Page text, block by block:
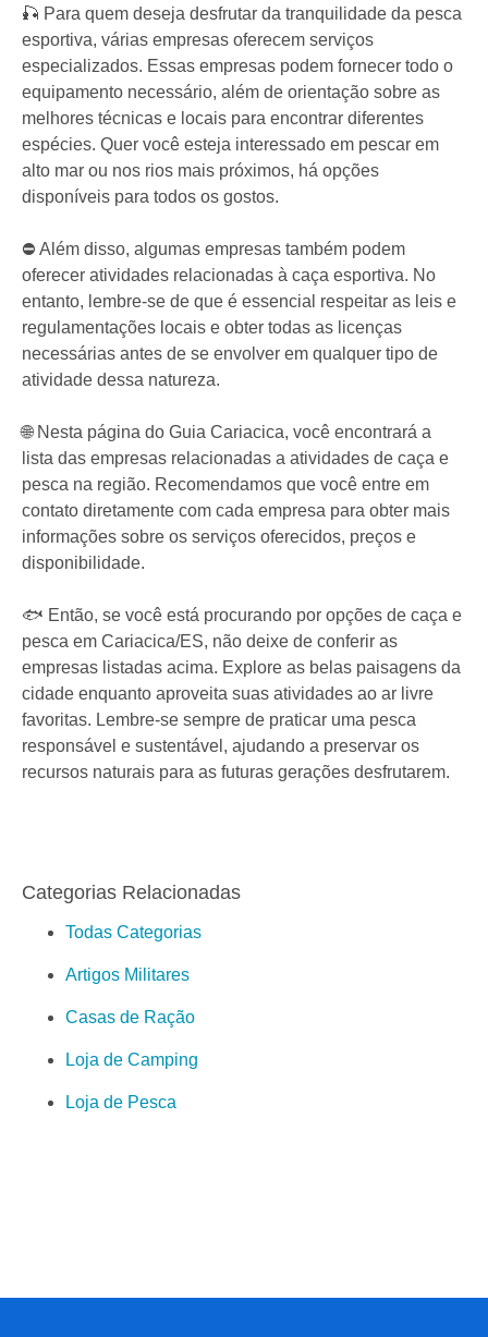
🎣 Para quem deseja desfrutar da tranquilidade da pesca
esportiva, várias empresas oferecem serviços
especializados. Essas empresas podem fornecer todo o
equipamento necessário, além de orientação sobre as
melhores técnicas e locais para encontrar diferentes
espécies. Quer você esteja interessado em pescar em
alto mar ou nos rios mais próximos, há opções
disponíveis para todos os gostos.
⛔ Além disso, algumas empresas também podem
oferecer atividades relacionadas à caça esportiva. No
entanto, lembre-se de que é essencial respeitar as leis e
regulamentações locais e obter todas as licenças
necessárias antes de se envolver em qualquer tipo de
atividade dessa natureza.
🌐 Nesta página do Guia Cariacica, você encontrará a
lista das empresas relacionadas a atividades de caça e
pesca na região. Recomendamos que você entre em
contato diretamente com cada empresa para obter mais
informações sobre os serviços oferecidos, preços e
disponibilidade.
🐟 Então, se você está procurando por opções de caça e
pesca em Cariacica/ES, não deixe de conferir as
empresas listadas acima. Explore as belas paisagens da
cidade enquanto aproveita suas atividades ao ar livre
favoritas. Lembre-se sempre de praticar uma pesca
responsável e sustentável, ajudando a preservar os
recursos naturais para as futuras gerações desfrutarem.
Categorias Relacionadas
Todas Categorias
Artigos Militares
Casas de Ração
Loja de Camping
Loja de Pesca